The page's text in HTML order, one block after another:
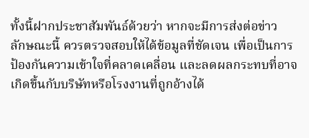
ทั้งนี้ฝากประชาสัมพันธ์ด้วยว่า หากจะมีการส่งต่อข่าว
ลักษณะนี้ ควรตรวจสอบให้ได้ข้อมูลที่ชัดเจน เพื่อเป็นการ
ป้องกันความเข้าใจที่คลาดเคลื่อน และลดผลกระทบที่อาจ
เกิดขึ้นกับบริษัทหรือโรงงานที่ถูกอ้างได้